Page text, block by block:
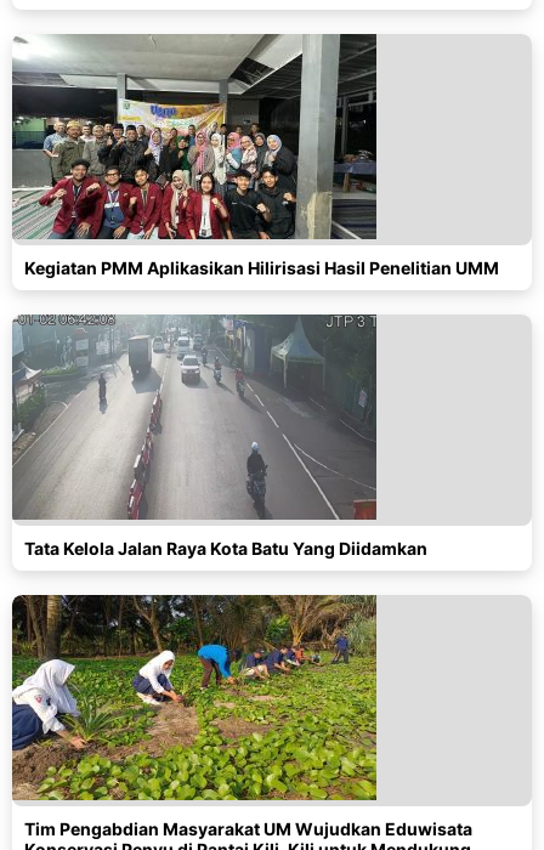
Kegiatan PMM Aplikasikan Hilirisasi Hasil Penelitian UMM
Tata Kelola Jalan Raya Kota Batu Yang Diidamkan
Tim Pengabdian Masyarakat UM Wujudkan Eduwisata